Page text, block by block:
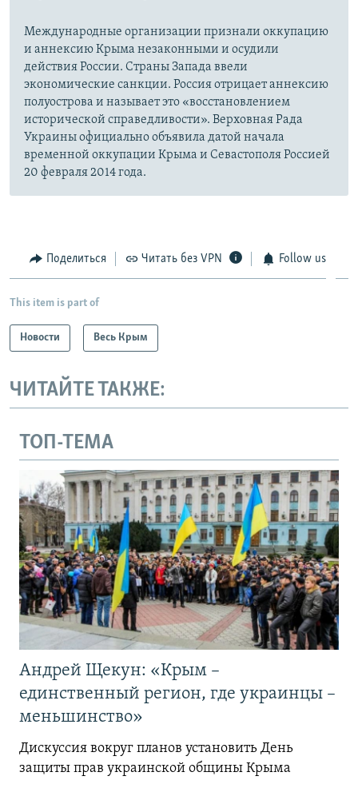
Международные организации признали оккупацию
и аннексию Крыма незаконными и осудили
действия России. Страны Запада ввели
экономические санкции. Россия отрицает аннексию
полуострова и называет это «восстановлением
исторической справедливости». Верховная Рада
Украины официально объявила датой начала
временной оккупации Крыма и Севастополя Россией
20 февраля 2014 года.
Поделиться Читать без VPN Follow us
This item is part of
Новости Весь Крым
ЧИТАЙТЕ ТАКЖЕ:
ТОП-ТЕМА
Андрей Щекун: «Крым –
единственный регион, где украинцы –
меньшинство»
Дискуссия вокруг планов установить День
защиты прав украинской общины Крыма